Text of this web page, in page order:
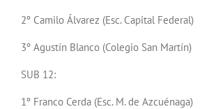
2º Camilo Álvarez (Esc. Capital Federal)
3º Agustín Blanco (Colegio San Martín)
SUB 12:
1º Franco Cerda (Esc. M. de Azcuénaga)